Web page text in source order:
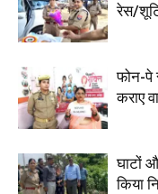
रेस/
फोन-पे
कराए
घाटों
किया